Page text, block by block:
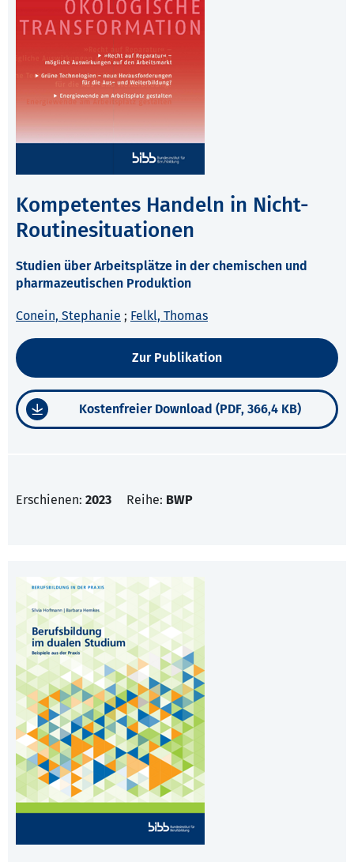
Kompetentes Handeln in Nicht-
Routinesituationen
Studien über Arbeitsplätze in der chemischen und
pharmazeutischen Produktion
Conein, Stephanie ; Felkl, Thomas
Zur Publikation
Kostenfreier Download (PDF, 366,4 KB)
Erschienen: 2023 Reihe: BWP